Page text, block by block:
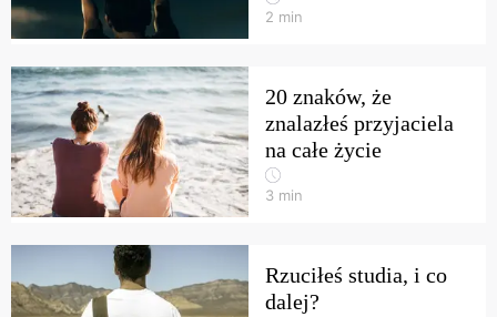
2 min
20 znaków, że
znalazłeś przyjaciela
na całe życie
3 min
Rzuciłeś studia, i co
dalej?